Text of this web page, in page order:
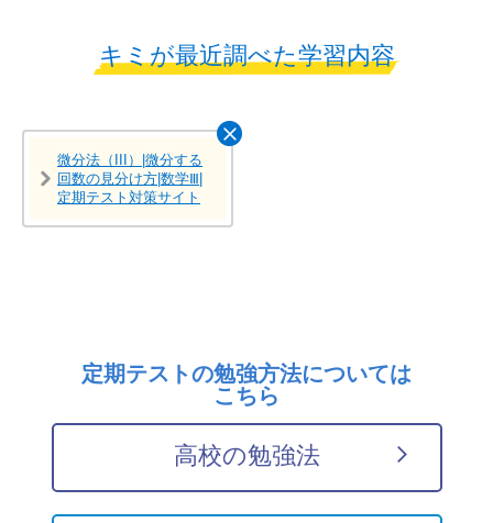
キミが最近調べた学習内容
微分法（III）|微分する
回数の見分け方|数学Ⅲ|
定期テスト対策サイト
定期テストの勉強方法については
こちら
高校の勉強法